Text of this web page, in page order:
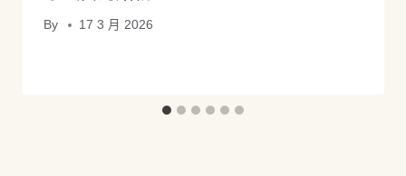
By 17 3 月 2026